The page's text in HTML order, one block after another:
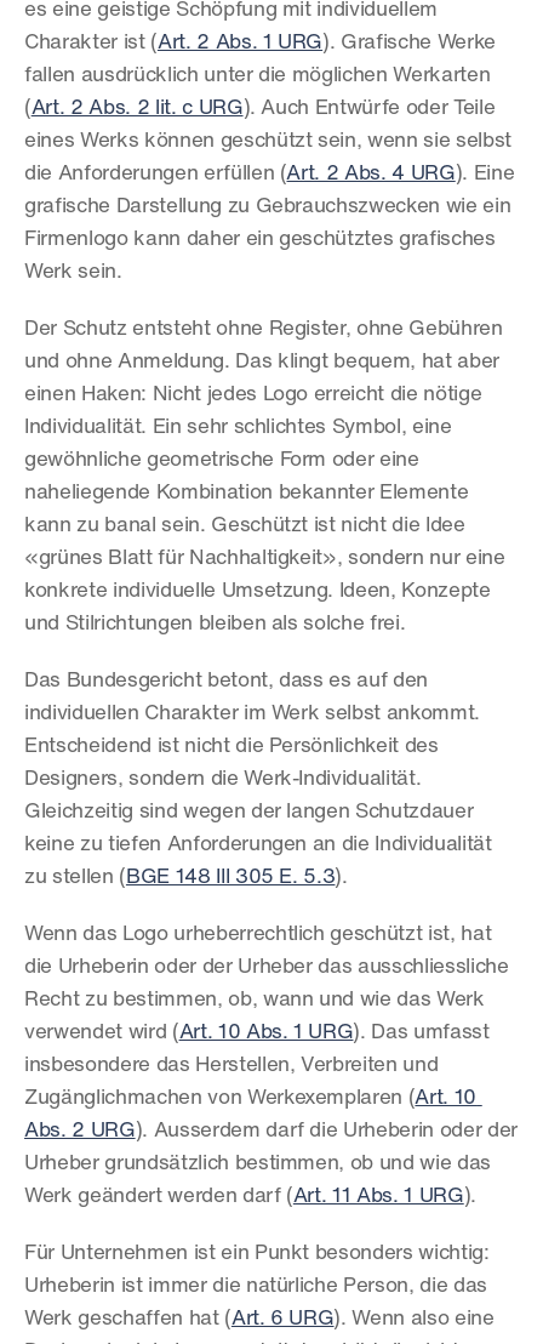
es eine geistige Schöpfung mit individuellem
Charakter ist (Art. 2 Abs. 1 URG). Grafische Werke
fallen ausdrücklich unter die möglichen Werkarten
(Art. 2 Abs. 2 lit. c URG). Auch Entwürfe oder Teile
eines Werks können geschützt sein, wenn sie selbst
die Anforderungen erfüllen (Art. 2 Abs. 4 URG). Eine
grafische Darstellung zu Gebrauchszwecken wie ein
Firmenlogo kann daher ein geschütztes grafisches
Werk sein.
Der Schutz entsteht ohne Register, ohne Gebühren
und ohne Anmeldung. Das klingt bequem, hat aber
einen Haken: Nicht jedes Logo erreicht die nötige
Individualität. Ein sehr schlichtes Symbol, eine
gewöhnliche geometrische Form oder eine
naheliegende Kombination bekannter Elemente
kann zu banal sein. Geschützt ist nicht die Idee
«grünes Blatt für Nachhaltigkeit», sondern nur eine
konkrete individuelle Umsetzung. Ideen, Konzepte
und Stilrichtungen bleiben als solche frei.
Das Bundesgericht betont, dass es auf den
individuellen Charakter im Werk selbst ankommt.
Entscheidend ist nicht die Persönlichkeit des
Designers, sondern die Werk-Individualität.
Gleichzeitig sind wegen der langen Schutzdauer
keine zu tiefen Anforderungen an die Individualität
zu stellen ( BGE 148 III 305 E. 5.3).
Wenn das Logo urheberrechtlich geschützt ist, hat
die Urheberin oder der Urheber das ausschliessliche
Recht zu bestimmen, ob, wann und wie das Werk
verwendet wird (Art. 10 Abs. 1 URG). Das umfasst
insbesondere das Herstellen, Verbreiten und
Zugänglichmachen von Werkexemplaren (Art. 10
Abs. 2 URG). Ausserdem darf die Urheberin oder der
Urheber grundsätzlich bestimmen, ob und wie das
Werk geändert werden darf (Art. 11 Abs. 1 URG).
Für Unternehmen ist ein Punkt besonders wichtig:
Urheberin ist immer die natürliche Person, die das
Werk geschaffen hat (Art. 6 URG). Wenn also eine